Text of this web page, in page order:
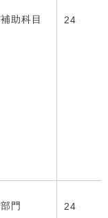
助科目 24
門 24